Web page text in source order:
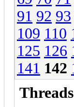
91 92 93
109 110
125 126
141 142
Threads